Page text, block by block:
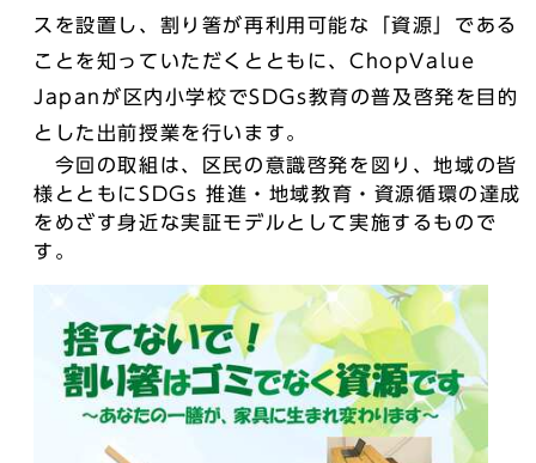
スを設置し、割り箸が再利用可能な「資源」である
ことを知っていただくとともに、ChopValue
Japanが区内小学校でSDGs教育の普及啓発を目的
とした出前授業を行います。
今回の取組は、区民の意識啓発を図り、地域の皆
様とともにSDGs 推進・地域教育・資源循環の達成
をめざす身近な実証モデルとして実施するもので
す。